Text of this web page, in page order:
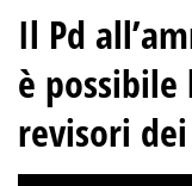
Il Pd
è
revisori